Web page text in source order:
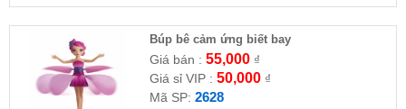
​Búp bê cảm ứng biết bay
Giá bán : 55,000₫
Giá sỉ VIP : 50,000₫
Mã SP: 2628